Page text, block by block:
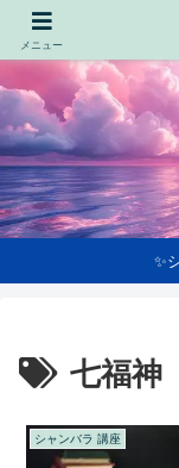
✨
七福神
シャンバラ 講座
メニュー